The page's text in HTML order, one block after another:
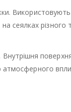
сеялках різного
атмосферного